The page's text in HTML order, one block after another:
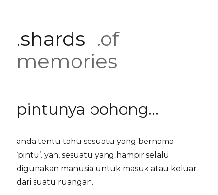
.shards .of
memories
pintunya bohong…
anda tentu tahu sesuatu yang bernama
‘pintu’. yah, sesuatu yang hampir selalu
digunakan manusia untuk masuk atau keluar
dari suatu ruangan.